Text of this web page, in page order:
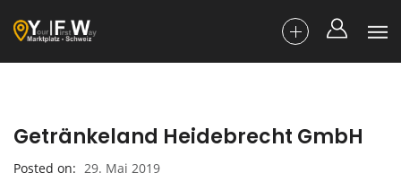
Getränkeland Heidebrecht GmbH
Posted on
29. Mai 2019